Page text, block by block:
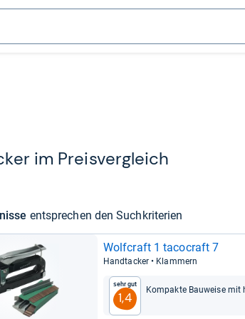
im Preis­ver­gleich
ent­spre­chen den Such­kri­te­rien
Wolf­craft 1 taco­craft 7
Hand­ta­cker • Klam­mern
Sehr gut
1,4
Kom­pakte Bau­weise